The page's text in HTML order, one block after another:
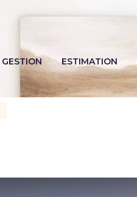
GESTION ESTIMATION